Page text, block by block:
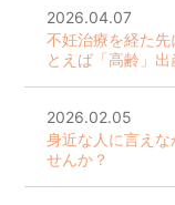
2026.04.07
不妊治療を経た
とえば「高齢」出
2026.02.05
身近な人に言え
せんか？